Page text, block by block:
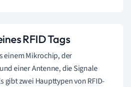
RFID Tags
einem Mikrochip, der
einer Antenne, die Signale
gibt zwei Haupttypen von RFID-